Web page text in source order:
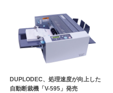
DUPLODEC、処理速度が向上した
自動断裁機「V-595」発売